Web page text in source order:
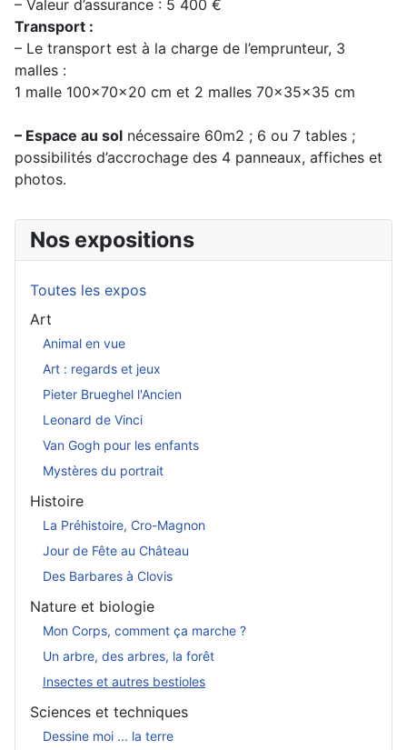
Nos expositions
Toutes les expos
Art
Animal en vue
Art : regards et jeux
Pieter Brueghel l'Ancien
Leonard de Vinci
Van Gogh pour les enfants
Mystères du portrait
Histoire
La Préhistoire, Cro-Magnon
Jour de Fête au Château
Des Barbares à Clovis
Nature et biologie
Mon Corps, comment ça marche ?
Un arbre, des arbres, la forêt
Insectes et autres bestioles
Sciences et techniques
Dessine moi ... la terre
– Valeur d’assurance : 5 400 €
Transport :
– Le transport est à la charge de l’emprunteur, 3
malles :
1 malle 100x70x20 cm et 2 malles 70x35x35 cm
– Espace au sol nécessaire 60m2 ; 6 ou 7 tables ;
possibilités d’accrochage des 4 panneaux, affiches et
photos.